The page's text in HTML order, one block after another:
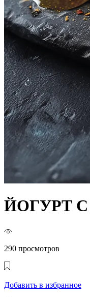
ЙОГУРТ
290 просмотров
Добавить в избранное